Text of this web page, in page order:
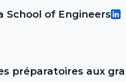
School of Engineers
préparatoires aux